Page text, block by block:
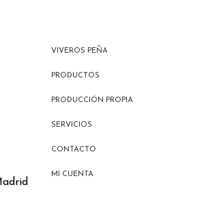
VIVEROS PEÑA
PRODUCTOS
PRODUCCIÓN PROPIA
SERVICIOS
CONTACTO
MI CUENTA